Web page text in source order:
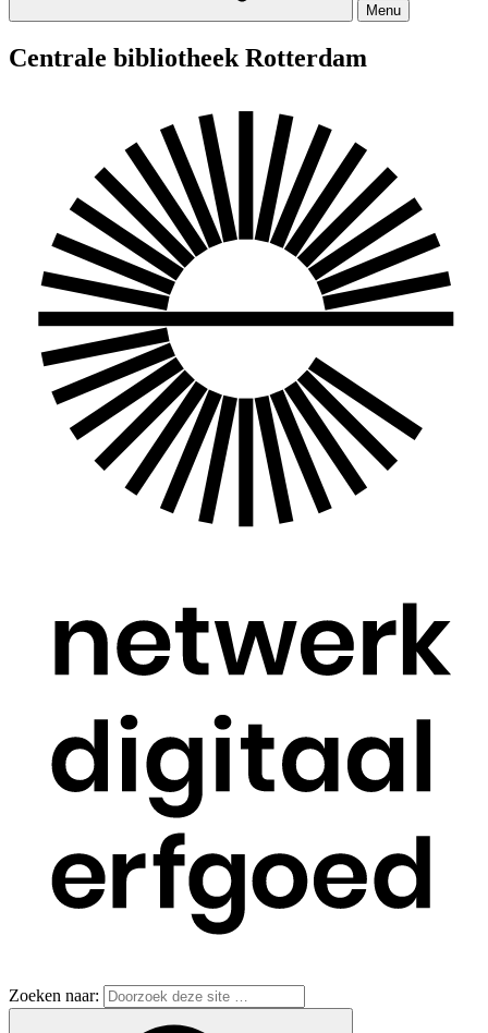
Menu
Centrale bibliotheek Rotterdam
Zoeken naar: